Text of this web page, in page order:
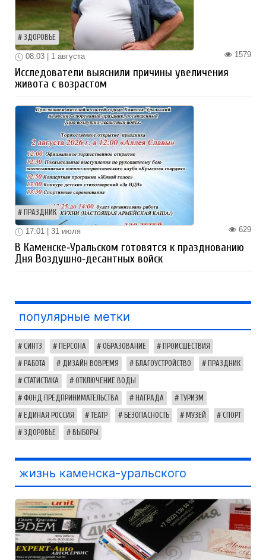
ЗДОРОВЬЕ
1579
08:03 | 1 августа
Исследователи выяснили причины увеличения
живота с возрастом
ПРАЗДНИК
629
17:01 | 31 июля
В Каменске‑Уральском готовятся к празднованию
Дня Воздушно‑десантных войск
популярные метки
СИНТЗ ПЕРСОНА ОБРАЗОВАНИЕ ПРОИСШЕСТВИЯ
РАБОТА ДИЗАЙН ВОВРЕМЯ БЛАГОУСТРОЙСТВО ПРАЗДНИК
СТАТИСТИКА ОТКЛЮЧЕНИЕ ВОДЫ
ФОНД ПРЕДПРИНИМАТЕЛЬСТВА НАГРАДА ТУРИЗМ
ЕДИНАЯ РОССИЯ ТЕАТР БЕЗОПАСНОСТЬ МУЗЕЙ СПОРТ
ЗДОРОВЬЕ ВЫБОРЫ
жизнь каменска-уральского